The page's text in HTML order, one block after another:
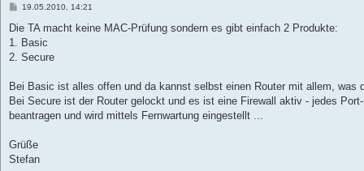
B
i
a
19.05.2010, 14:21
Die TA macht keine MAC-Prüfung sondern es gibt einfach 2 Produkte:
1. Basic
2. Secure
Bei Basic ist alles offen und da kannst selbst einen Router mit allem, was
Bei Secure ist der Router gelockt und es ist eine Firewall aktiv - jedes
beantragen und wird mittels Fernwartung eingestellt ...
Grüße
Stefan